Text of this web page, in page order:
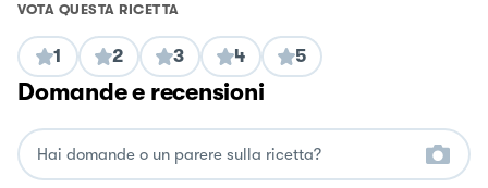
VOTA QUESTA RICETTA
1 2 3 4 5
Domande e recensioni